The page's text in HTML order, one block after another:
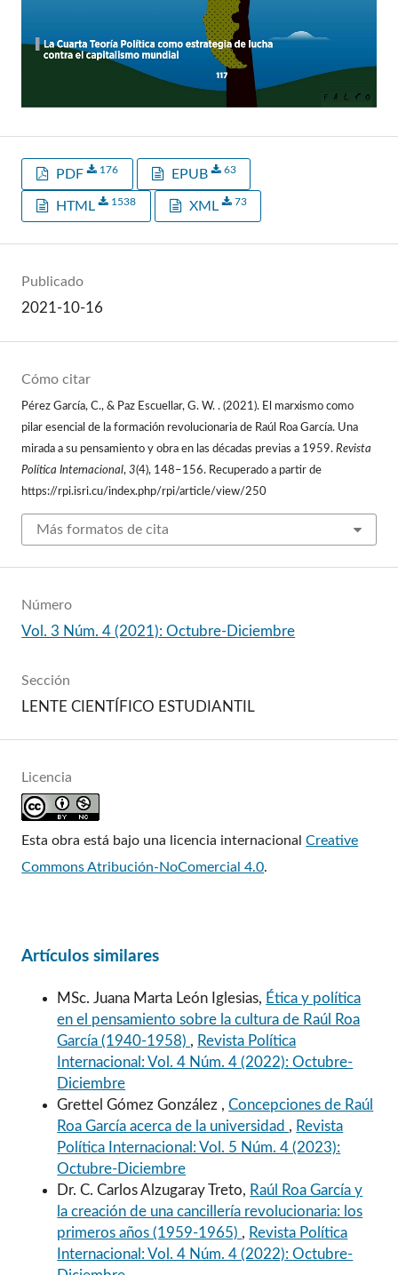
PDF 176 EPUB 63
HTML 1538 XML 73
Publicado
2021-10-16
Cómo citar
Pérez García, C., & Paz Escuellar, G. W. . (2021). El marxismo como
pilar esencial de la formación revolucionaria de Raúl Roa García. Una
mirada a su pensamiento y obra en las décadas previas a 1959.Revista
Política Internacional,3(4), 148–156. Recuperado a partir de
https://rpi.isri.cu/index.php/rpi/article/view/250
Más formatos de cita
Número
Vol. 3 Núm. 4 (2021): Octubre-Diciembre
Sección
LENTE CIENTÍFICO ESTUDIANTIL
Licencia
Esta obra está bajo una licencia internacionalCreative
Commons Atribución-NoComercial 4.0.
Artículos similares
MSc. Juana Marta León Iglesias, Ética y política
en el pensamiento sobre la cultura de Raúl Roa
García (1940-1958) , Revista Política
Internacional: Vol. 4 Núm. 4 (2022): Octubre-
Diciembre
Grettel Gómez González ,Concepciones de Raúl
Roa García acerca de la universidad , Revista
Política Internacional: Vol. 5 Núm. 4 (2023):
Octubre-Diciembre
Dr. C. Carlos Alzugaray Treto, Raúl Roa García y
la creación de una cancillería revolucionaria: los
primeros años (1959-1965) , Revista Política
Internacional: Vol. 4 Núm. 4 (2022): Octubre-